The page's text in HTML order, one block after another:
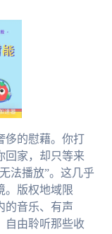
侈的慰藉。你打
回家，却只等来
法播放”。这几乎
。版权地域限
的音乐、有声
自由聆听那些收